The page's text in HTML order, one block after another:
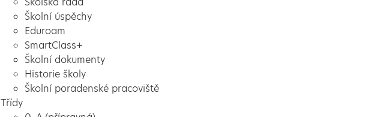
Školní úspěchy
Eduroam
SmartClass+
Školní dokumenty
Historie školy
Školní poradenské pracoviště
Třídy